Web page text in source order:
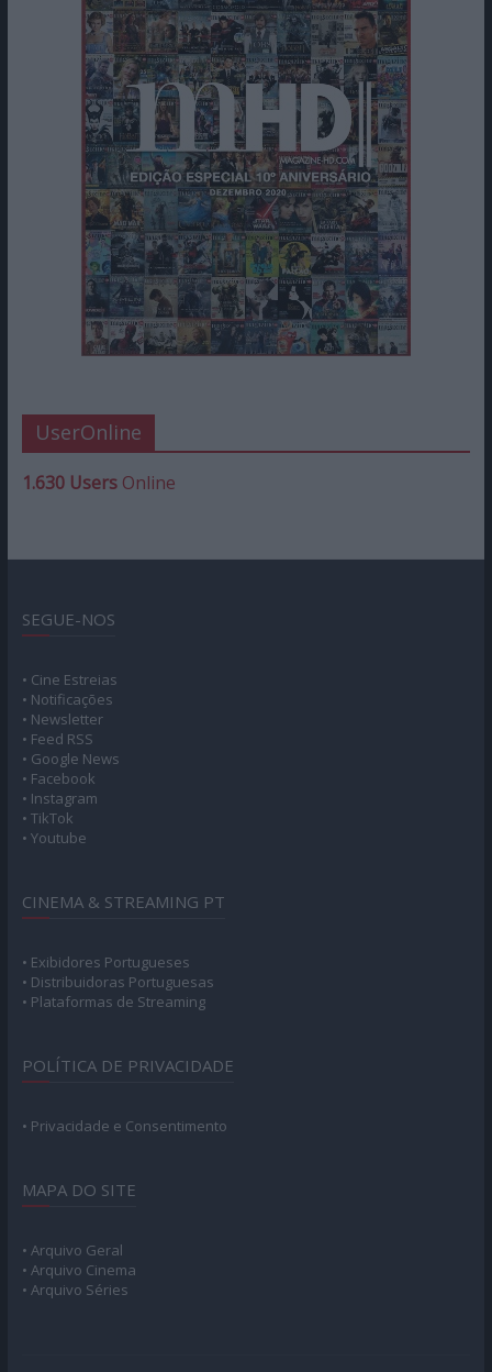
UserOnline
1.630 UsersOnline
SEGUE-NOS
• Cine Estreias
• Notificações
• Newsletter
• Feed RSS
• Google News
• Facebook
• Instagram
• TikTok
• Youtube
CINEMA & STREAMING PT
• Exibidores Portugueses
• Distribuidoras Portuguesas
• Plataformas de Streaming
POLÍTICA DE PRIVACIDADE
• Privacidade e Consentimento
MAPA DO SITE
• Arquivo Geral
• Arquivo Cinema
• Arquivo Séries